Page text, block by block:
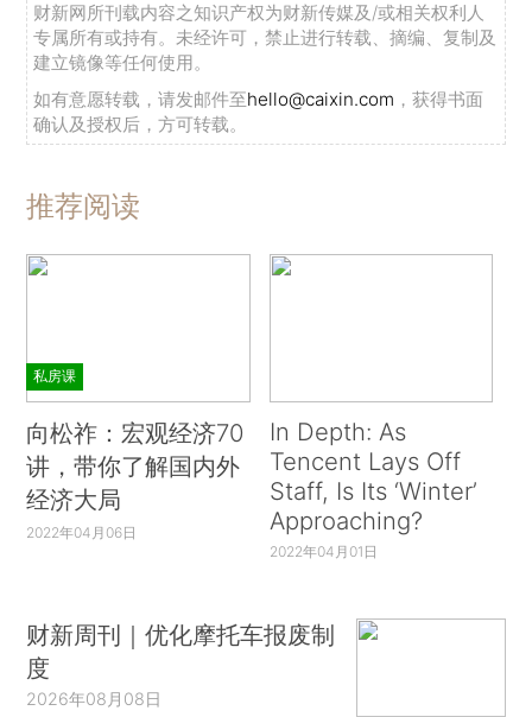
财新网所刊载内容之知识产权为财新传媒及/或相关权利人
专属所有或持有。未经许可，禁止进行转载、摘编、复制及
建立镜像等任何使用。
如有意愿转载，请发邮件至hello@caixin.com ，获得书面
确认及授权后，方可转载。
推荐阅读
私房课
向松祚：宏观经济70
讲，带你了解国内外
经济大局
2022年04月06日
In Depth: As
Tencent Lays Off
Staff, Is Its ‘Winter’
Approaching?
2022年04月01日
财新周刊｜优化摩托车报废制
度
2026年08月08日